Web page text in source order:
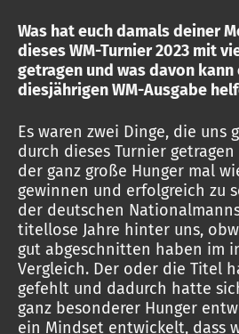
Was hat euch damals deiner
dieses WM-Turnier 2023 mit
getragen und was davon
diesjährigen WM-Ausgabe
Es waren zwei Dinge, die uns
durch dieses Turnier
der ganz große Hunger mal
gewinnen und erfolgreich zu
der deutschen
titellose Jahre hinter uns,
gut abgeschnitten haben im
Vergleich. Der oder die Titel
gefehlt und dadurch hatte
ganz besonderer Hunger
ein Mindset entwickelt, dass